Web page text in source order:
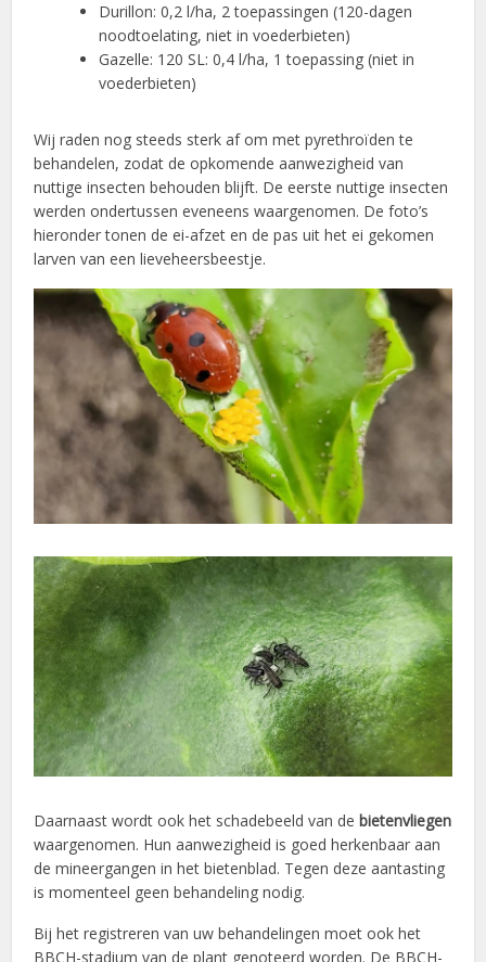
Durillon: 0,2 l/ha, 2 toepassingen (120-dagen
noodtoelating, niet in voederbieten)
Gazelle: 120 SL: 0,4 l/ha, 1 toepassing (niet in
voederbieten)
Wij raden nog steeds sterk af om met pyrethroïden te
behandelen, zodat de opkomende aanwezigheid van
nuttige insecten behouden blijft. De eerste nuttige insecten
werden ondertussen eveneens waargenomen. De foto’s
hieronder tonen de ei-afzet en de pas uit het ei gekomen
larven van een lieveheersbeestje.
Daarnaast wordt ook het schadebeeld van debietenvliegen
waargenomen. Hun aanwezigheid is goed herkenbaar aan
de mineergangen in het bietenblad. Tegen deze aantasting
is momenteel geen behandeling nodig.
Bij het registreren van uw behandelingen moet ook het
BBCH-stadium van de plant genoteerd worden. De BBCH-